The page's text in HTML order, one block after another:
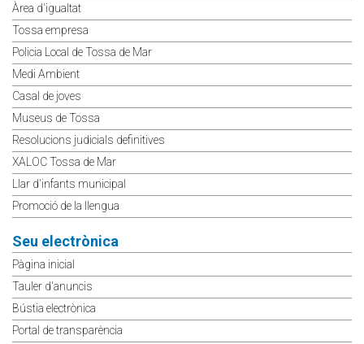
Àrea d'igualtat
Tossa empresa
Policia Local de Tossa de Mar
Medi Ambient
Casal de joves
Museus de Tossa
Resolucions judicials definitives
XALOC Tossa de Mar
Llar d'infants municipal
Promoció de la llengua
Seu electrònica
Pàgina inicial
Tauler d'anuncis
Bústia electrònica
Portal de transparència